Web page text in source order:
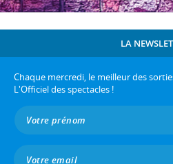
LA
Chaque mercredi, le meilleur des
L'Officiel des spectacles !